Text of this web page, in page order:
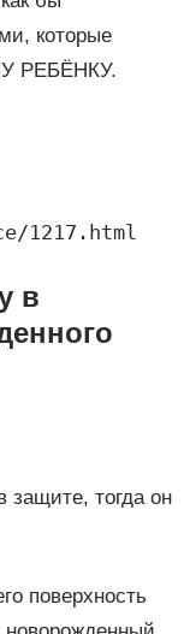
которые
РЕБЁНКУ.
1217.html
в
защите, тогда он
поверхность